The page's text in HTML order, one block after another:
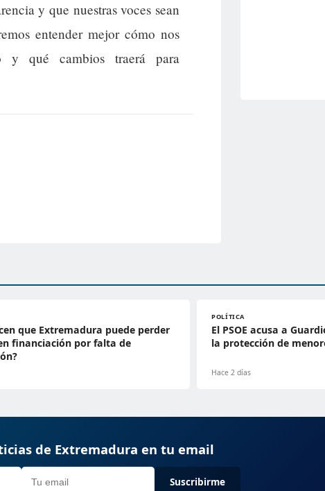
y que nuestras voces sean
entender mejor cómo nos
y qué cambios traerá para
que Extremadura puede perder
financiación por falta de
POLÍTICA
El PSOE acusa a
la protección de
Hace 2 días
de Extremadura en tu email
Suscribirme